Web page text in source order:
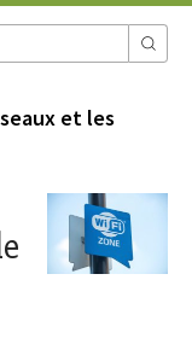
et les